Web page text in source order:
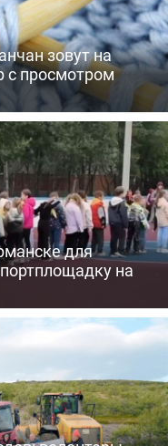
зовут на
с просмотром
для
на